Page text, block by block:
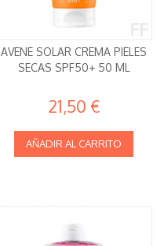
AVENE SOLAR CREMA PIELES
SECAS SPF50+ 50 ML
21,50 €
AÑADIR AL CARRITO